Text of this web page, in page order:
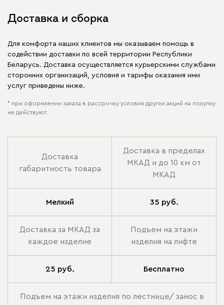
Доставка и сборка
Для комфорта наших клиентов мы оказываем помощь в
содействии доставки по всей территории Республики
Беларусь. Доставка осуществляется курьерскими службами
сторонних организаций, условия и тарифы оказания ими
услуг приведены ниже.
* при оформлении заказа в рассрочку условия других акций на покупку
не действуют.
Доставка
габаритность товара
Доставка в пределах
МКАД и до 10 км от
МКАД
Мелкий 35 руб.
Доставка за МКАД за
каждое изделие
Подъем на этажи
изделия на лифте
25 руб. Бесплатно
Подъем на этажи изделия по лестнице/ занос в